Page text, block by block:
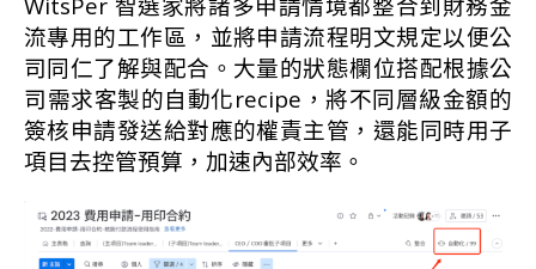
流專用的工作區，並將申請流程明文規定以便公
司同仁了解與配合。大量的狀態欄位搭配根據公
司需求客製的自動化recipe，將不同層級金額的
簽核申請發送給對應的權責主管，還能同時用子
項目去控管預算，加速內部效率。